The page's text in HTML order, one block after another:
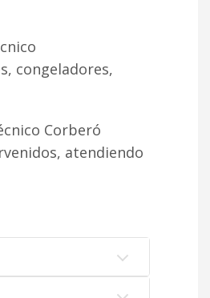
congeladores,
Corberó
atendiendo